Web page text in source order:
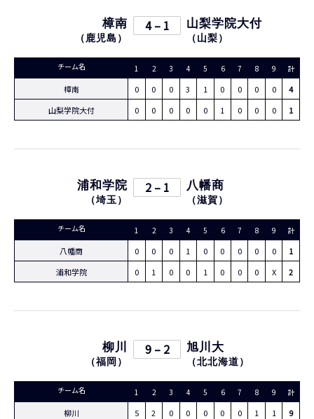
樟南
（ 鹿児島 ）
4 – 1 山梨学院大付
（ 山梨 ）
チーム名 1 2 3 4 5 6 7 8 9 計
樟南 0 0 0 3 1 0 0 0 0
4
山梨学院大付
0 0 0 0 0 1 0 0 0 1
浦和学院
（埼玉 ）
2 – 1 八幡商
（滋賀 ）
チーム名 1 2 3 4 5 6 7 8 9 計
八幡商 0 0 0 1 0 0 0 0 0
1
浦和学院
0 1 0 0 1 0 0 0 X 2
柳川
（福岡 ）
9 – 2 旭川大
（北北海道 ）
チーム名 1 2 3 4 5 6 7 8 9 計
柳川 5 2 0 0 0 0 0 1 1
9